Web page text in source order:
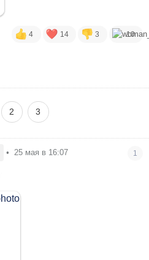
4 14 3 10
2 3
• 25 мая в 16:07 1